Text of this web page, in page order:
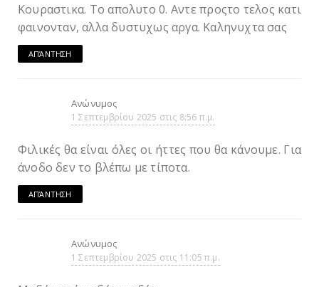
Κουραστικα. Το απολυτο 0. Αντε προςτο τελος κατι
φαινονταν, αλλα δυστυχως αργα. Καληνυχτα σας
ΑΠΆΝΤΗΣΗ
Ανώνυμος
1 Σεπτεμβρίου 2025 στις 8:56 π.μ.
Φιλικές θα είναι όλες οι ήττες που θα κάνουμε. Για
άνοδο δεν το βλέπω με τίποτα.
ΑΠΆΝΤΗΣΗ
Ανώνυμος
1 Σεπτεμβρίου 2025 στις 11:05 π.μ.